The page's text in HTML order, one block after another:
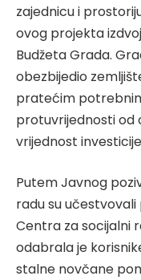
zajednicu i
ovog projekta
Budžeta Grada.
obezbijedio
pratećim
protuvrijednosti od
vrijednost
Putem Javnog
radu su
Centra za socijalni
odabrala je
stalne novčane